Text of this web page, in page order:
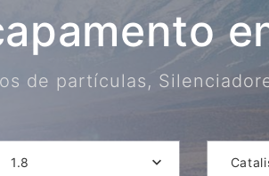
de partículas,
1.8